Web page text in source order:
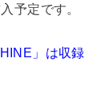
予定です。
」は収録